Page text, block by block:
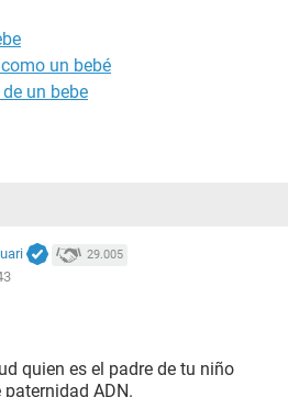
un bebé
un bebe
29.005
quien es el padre de tu niño
ADN.